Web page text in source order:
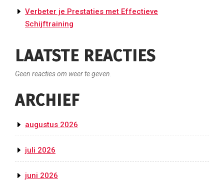
Verbeter je Prestaties met Effectieve
Schijftraining
LAATSTE REACTIES
Geen reacties om weer te geven.
ARCHIEF
augustus 2026
juli 2026
juni 2026